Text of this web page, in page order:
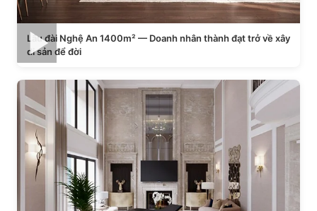
Lâu đài Nghệ An 1400m² — Doanh nhân thành đạt trở về xây
di sản để đời